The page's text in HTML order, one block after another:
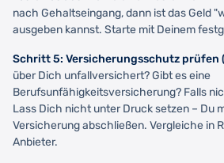
nach Gehaltseingang, dann ist das Geld
ausgeben kannst. Starte mit Deinem
Schritt 5: Versicherungsschutz prüfen
über Dich unfallversichert? Gibt es eine
Berufsunfähigkeitsversicherung? Falls
Lass Dich nicht unter Druck setzen – Du
Versicherung abschließen. Vergleiche in
Anbieter.